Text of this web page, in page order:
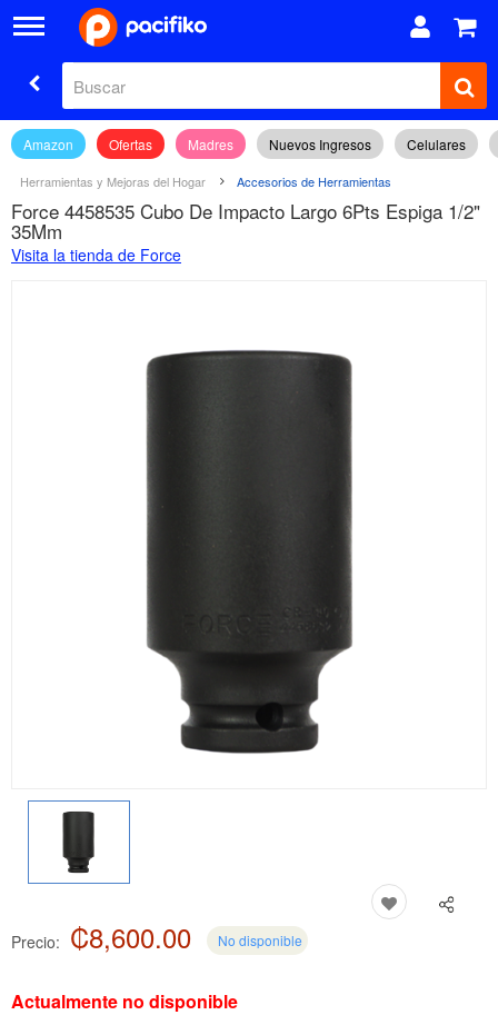
Amazon Ofertas Madres Nuevos Ingresos Celulares
Herramientas y Mejoras del Hogar Accesorios de Herramientas
Force 4458535 Cubo De Impacto Largo 6Pts Espiga 1/2"
35Mm
Visita la tienda de Force
Precio: ₡8,600.00 No disponible
Actualmente no disponible